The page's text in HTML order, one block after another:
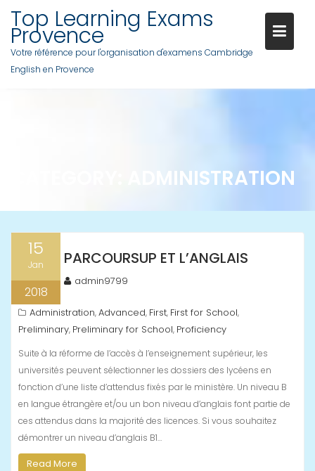
content
Top Learning Exams
Provence
Votre référence pour l'organisation d'examens Cambridge
English en Provence
ADMINISTRATION
15
Jan
2018
PARCOURSUP ET L’ANGLAIS
admin9799
Administration,Advanced, First, First for School,
Preliminary, Preliminary for School, Proficiency
Suite à la réforme de l’accès à l’enseignement supérieur, les
universités peuvent sélectionner les dossiers des lycéens en
fonction d’une liste d’attendus fixés par le ministère. Un niveau B
en langue étrangère et/ou un bon niveau d’anglais font partie de
ces attendus dans la majorité des licences. Si vous souhaitez
démontrer un niveau d’anglais B1…
Read More